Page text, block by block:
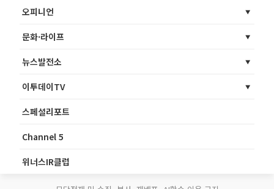
오피니언
문화·라이프
뉴스발전소
이투데이TV
스페셜리포트
Channel 5
위너스IR클럽